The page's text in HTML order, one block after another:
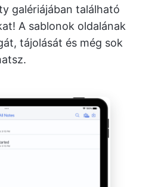
galériájában található
A sablonok oldalának
tájolását és még sok